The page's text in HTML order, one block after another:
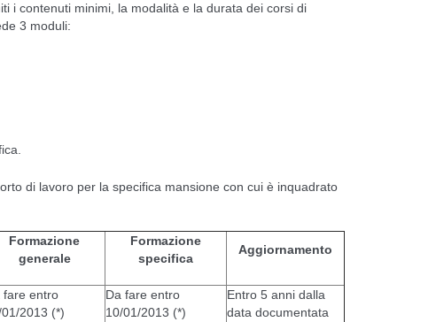
i contenuti minimi, la modalità e la durata dei corsi di
3 moduli:
di lavoro per la specifica mansione con cui è inquadrato
Formazione
generale
Formazione
specifica
Aggiornamento
fare entro
2013 (*)
Da fare entro
10/01/2013 (*)
Entro 5 anni dalla
data documentata